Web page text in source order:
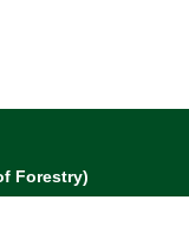
Forestry)